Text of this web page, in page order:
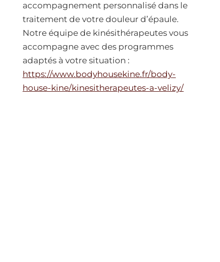
accompagnement personnalisé dans le
traitement de votre douleur d’épaule.
Notre équipe de kinésithérapeutes vous
accompagne avec des programmes
adaptés à votre situation :
https://www.bodyhousekine.fr/body-
house-kine/kinesitherapeutes-a-velizy/